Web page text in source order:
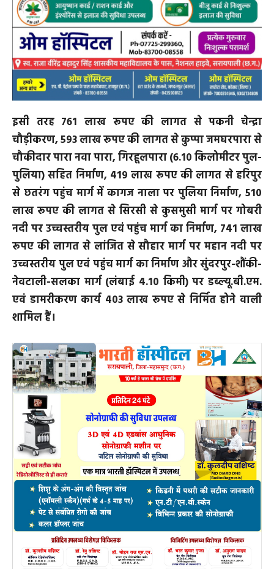
इसी तरह 761 लाख रूपए की लागत से पकनी चेन्द्रा
चौड़ीकरण, 593 लाख रूपए की लागत से कुप्पा जमघरपारा से
चौकीदार पारा नवा पारा, गिरहूलपारा (6.10 किलोमीटर पुल-
पुलिया) सहित निर्माण, 419 लाख रूपए की लागत से हरिपुर
से छतरंग पहुंच मार्ग में कागज नाला पर पुलिया निर्माण, 510
लाख रूपए की लागत से सिरसी से कुसमुसी मार्ग पर गोबरी
नदी पर उच्चस्तरीय पुल एवं पहुंच मार्ग का निर्माण, 741 लाख
रूपए की लागत से लांजित से सौहार मार्ग पर महान नदी पर
उच्चस्तरीय पुल एवं पहुंच मार्ग का निर्माण और सुंदरपुर-शौंकी-
नेवटाली-सलका मार्ग (लंबाई 4.10 किमी) पर डब्ल्यू.बी.एम.
एवं डामरीकरण कार्य 403 लाख रूपए से निर्मित होने वाली
शामिल हैं।